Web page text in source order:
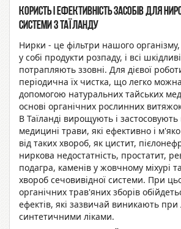
Користь і ефективність засобів для
системи з Таїланду
Нирки - це фільтри нашого
у собі продукти розпаду, і всі
потрапляють ззовні. Для дієвої
періодична їх чистка, що легко
допомогою натуральних тайських
основі органічних рослинних витяжок
В Таїланді вирощують і
медицині трави, які ефективно і
від таких хвороб, як цистит,
ниркова недостатність, простатит,
подагра, каменів у жовчному міхурі
хвороб сечовивідної системи. При
органічних трав'яних зборів
ефектів, які зазвичай виникають при
синтетичними ліками.